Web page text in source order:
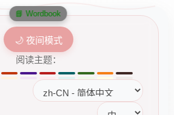
🌙 夜间模式
阅读主题：
📘 Wordbook